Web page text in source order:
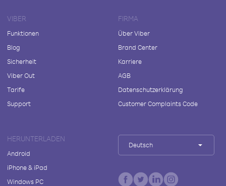
VIBER
Funktionen
Blog
Sicherheit
Viber Out
Tarife
Support
FIRMA
Über Viber
Brand Center
Karriere
AGB
Datenschutzerklärung
Customer Complaints Code
HERUNTERLADEN
Android
iPhone & iPad
Windows PC
Deutsch